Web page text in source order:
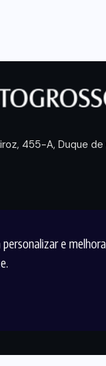
e
455-A, Duque de